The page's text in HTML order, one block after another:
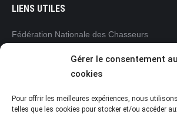
Gérer le consentement
cookies
Pour offrir les meilleures expériences, nous
telles que les cookies pour stocker et/ou accéder
LIENS UTILES
Fédération Nationale des Chasseurs
Fédération Régionale des Chasseurs
Pays de la Loire
L’Office français de la biodiversité (OFB)